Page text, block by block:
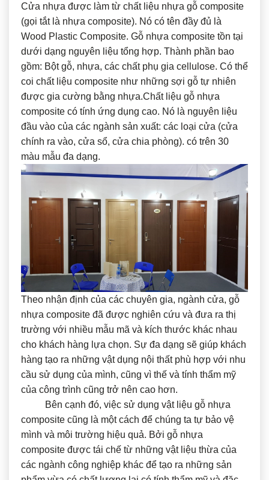
Cửa nhựa được làm từ chất liệu nhựa gỗ composite
(gọi tắt là nhựa composite). Nó có tên đầy đủ là
Wood Plastic Composite. Gỗ nhựa composite tồn tại
dưới dạng nguyên liệu tổng hợp. Thành phần bao
gồm: Bột gỗ, nhựa, các chất phụ gia cellulose. Có thể
coi chất liệu composite như những sợi gỗ tự nhiên
được gia cường bằng nhựa.Chất liệu gỗ nhựa
composite có tính ứng dụng cao. Nó là nguyên liệu
đầu vào của các ngành sản xuất: các loại cửa (cửa
chính ra vào, cửa sổ, cửa chia phòng). có trên 30
màu mẫu đa dạng.
Theo nhận định của các chuyên gia, ngành cửa, gỗ
nhựa composite đã được nghiên cứu và đưa ra thị
trường với nhiều mẫu mã và kích thước khác nhau
cho khách hàng lựa chọn. Sự đa dạng sẽ giúp khách
hàng tạo ra những vật dụng nội thất phù hợp với nhu
cầu sử dụng của mình, cũng vì thế và tính thẩm mỹ
của công trình cũng trở nên cao hơn.
Bên cạnh đó, việc sử dụng vật liệu gỗ nhựa
composite cũng là một cách để chúng ta tự bảo vệ
mình và môi trường hiệu quả. Bởi gỗ nhựa
composite được tái chế từ những vật liệu thừa của
các ngành công nghiệp khác để tạo ra những sản